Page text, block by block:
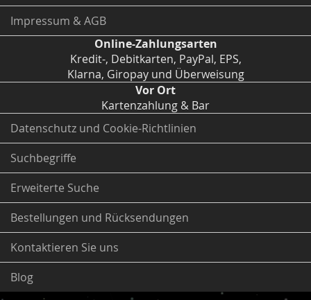
Impressum & AGB
Online-Zahlungsarten
Kredit-, Debitkarten, PayPal, EPS,
Klarna, Giropay und Überweisung
Vor Ort
Kartenzahlung & Bar
Datenschutz und Cookie-Richtlinien
Suchbegriffe
Erweiterte Suche
Bestellungen und Rücksendungen
Kontaktieren Sie uns
Blog